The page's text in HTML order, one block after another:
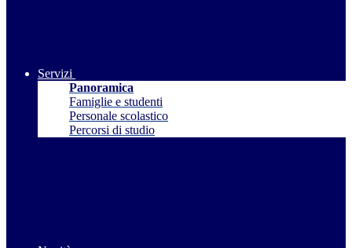
Servizi
Panoramica
Famiglie e studenti
Personale scolastico
Percorsi di studio